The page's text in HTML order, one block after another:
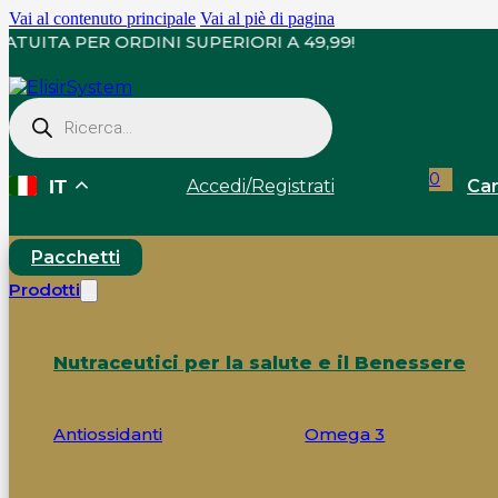
Vai al contenuto principale Vai al piè di pagina
GRATUITA PER ORDINI SUPERIORI A 49,99!
Ricerca
prodotti
IT Accedi/Registrati 0
Pacchetti
Prodotti
Nutraceutici per la salute e il Benessere
Antiossidanti Omega 3